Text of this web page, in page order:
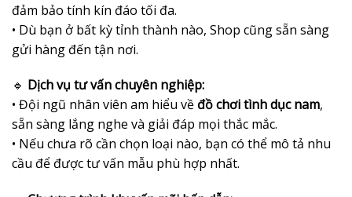
đảm bảo tính kín đáo tối đa.
• Dù bạn ở bất kỳ tỉnh thành nào, Shop cũng sẵn sàng
gửi hàng đến tận nơi.
🔹 Dịch vụ tư vấn chuyên nghiệp:
• Đội ngũ nhân viên am hiểu vềđồ chơi tình dục nam,
sẵn sàng lắng nghe và giải đáp mọi thắc mắc.
• Nếu chưa rõ cần chọn loại nào, bạn có thể mô tả nhu
cầu để được tư vấn mẫu phù hợp nhất.